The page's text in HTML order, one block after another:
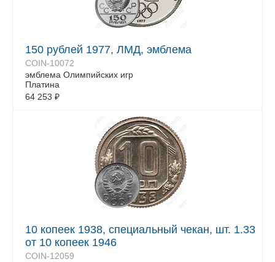
150 рублей 1977, ЛМД, эмблема
COIN-10072
эмблема Олимпийских игр
Платина
64 253 ₽
10 копеек 1938, специальный чекан, шт. 1.33
от 10 копеек 1946
COIN-12059